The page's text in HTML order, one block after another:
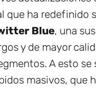
que ha redefinido
Blue, una
y de mayor
A esto se
masivos, que